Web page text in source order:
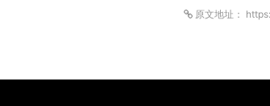
原文地址：